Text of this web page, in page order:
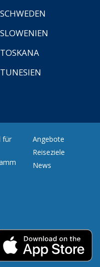
SCHWEDEN
SLOWENIEN
TOSKANA
TUNESIEN
für
Angebote
Reiseziele
News